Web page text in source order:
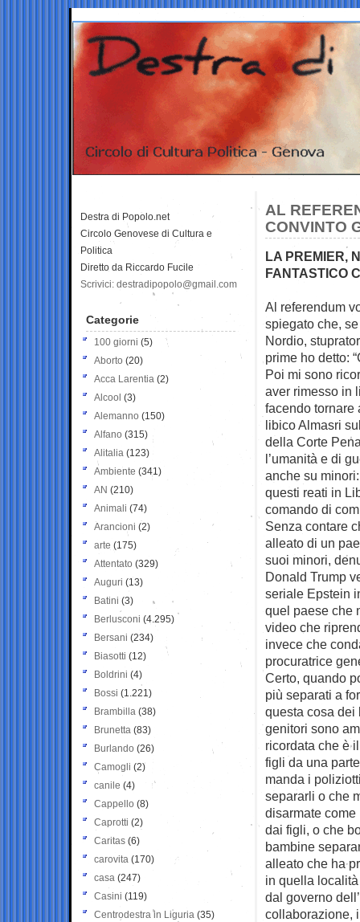
AL
CONVINTO
LA PREMIER,
FANTASTICO
Al referendum
spiegato che,
Nordio,
prime ho detto:
Poi mi sono
aver rimesso in
facendo tornare
libico Almasri
della Corte
l’umanità e di
anche su
questi reati in
comando di
Senza contare
alleato di un
suoi minori,
Donald Trump
seriale Epstein
quel paese che
video che
invece che
procuratrice
Certo, quando
più separati a
questa cosa dei
genitori sono
ricordata che è
figli da una
manda i
separarli o che
disarmate
dai figli, o che
bambine
alleato che ha
in quella
dal governo
collaborazione,
Destra di Popolo.net
Circolo Genovese di Cultura e
Politica
Diretto da Riccardo Fucile
Scrivici: destradipopolo@gmail.com
Categorie
100 giorni (5)
Aborto (20)
Acca Larentia (2)
Alcool (3)
Alemanno (150)
Alfano (315)
Alitalia (123)
Ambiente (341)
AN (210)
Animali (74)
Arancioni (2)
arte (175)
Attentato (329)
Auguri (13)
Batini (3)
Berlusconi (4.295)
Bersani (234)
Biasotti (12)
Boldrini (4)
Bossi (1.221)
Brambilla (38)
Brunetta (83)
Burlando (26)
Camogli (2)
canile (4)
Cappello (8)
Caprotti (2)
Caritas (6)
carovita (170)
casa (247)
Casini (119)
Centrodestra in Liguria (35)